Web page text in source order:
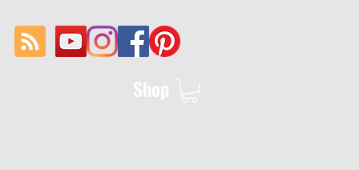
Shop